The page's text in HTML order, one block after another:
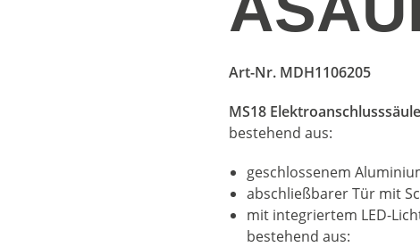
Art-Nr. MDH1106205
MS18 Elektroanschlusssäule
bestehend aus:
geschlossenem
abschließbarer Tür mit
mit integriertem LED-
bestehend aus: